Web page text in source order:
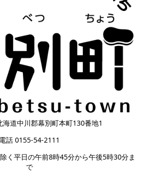
道中川郡幕別町本町130番地1
電話 0155-54-2111
く平日の午前8時45分から午後5時30分ま
で